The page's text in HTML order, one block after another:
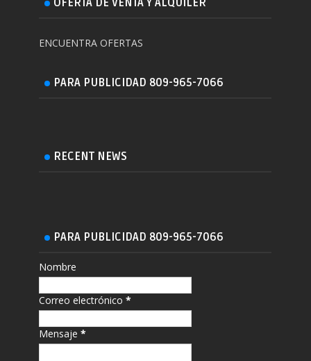
OFERTA DE VENTA Y ALQUILER
ENCUENTRA OFERTAS
PARA PUBLICIDAD 809-965-7066
RECENT NEWS
PARA PUBLICIDAD 809-965-7066
Nombre
Correo electrónico*
Mensaje*